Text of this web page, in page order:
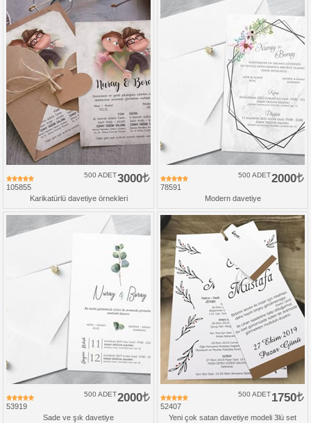
105855
3000
500 ADET
Karikatürlü davetiye örnekleri
78591
2000
500 ADET
Modern davetiye
53919
2000
500 ADET
Sade ve şık davetiye
52407
1750
500 ADET
Yeni çok satan davetiye modeli 3lü set